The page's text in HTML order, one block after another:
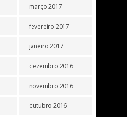
março 2017
fevereiro 2017
janeiro 2017
dezembro 2016
novembro 2016
outubro 2016